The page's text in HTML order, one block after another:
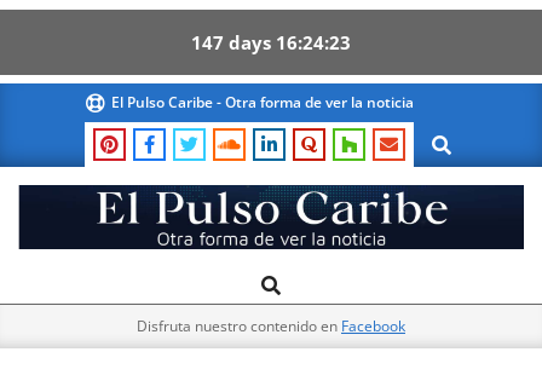
147 days 16 24 22
content
El Pulso Caribe - Otra forma de ver la noticia
Search
El
Pulso
Navigation
Search
Disfruta nuestro contenido en Facebook